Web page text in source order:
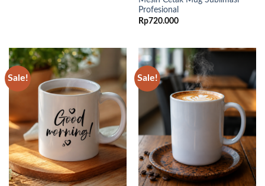
Profesional
Rp720.000
Sale! Sale!